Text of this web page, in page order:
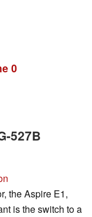
0
527B
the Aspire E1,
is the switch to a